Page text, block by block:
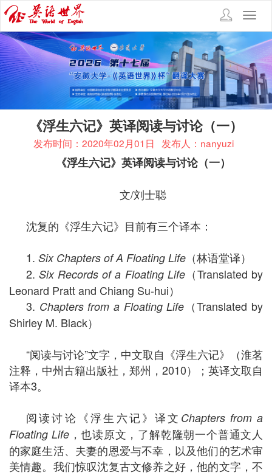
《浮生六记》英译阅读与讨论（一）
发布时间：2020年02月01日 发布人：nanyuzi
《浮生六记》英译阅读与讨论（一）
文/刘士聪
沈复的《浮生六记》目前有三个译本：
1. Six Chapters of A Floating Life（林语堂译）
2.Six Records of a Floating Life（Translated by
Leonard Pratt and Chiang Su-hui）
3. Chapters from a Floating Life （Translated by
Shirley M. Black）
“阅读与讨论”文字，中文取自《浮生六记》（淮茗
注释，中州古籍出版社，郑州，2010）；英译文取自
译本3。
阅读讨论《浮生六记》译文 Chapters from a
Floating Life，也读原文，了解乾隆朝一个普通文人
的家庭生活、夫妻的恩爱与不幸，以及他们的艺术审
美情趣。我们惊叹沈复古文修养之好，他的文字，不